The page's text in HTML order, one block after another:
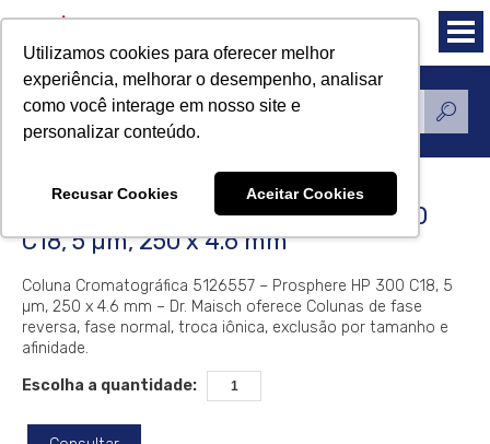
Utilizamos cookies para oferecer melhor
experiência, melhorar o desempenho, analisar
como você interage em nosso site e
personalizar conteúdo.
Recusar Cookies Aceitar Cookies
Produtos
Coluna Dr. Maisch Prosphere HP 300
C18, 5 µm, 250 x 4.6 mm
Coluna Cromatográfica 5126557 – Prosphere HP 300 C18, 5
µm, 250 x 4.6 mm – Dr. Maisch oferece Colunas de fase
reversa, fase normal, troca iônica, exclusão por tamanho e
afinidade.
Escolha a quantidade: